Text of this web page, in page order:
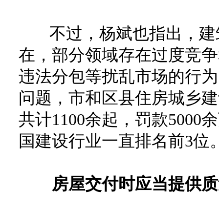
不过，杨斌也指出，建
在，部分领域存在过度竞
违法分包等扰乱市场的行
问题，市和区县住房城乡
共计1100余起，罚款5000
国建设行业一直排名前3位
房屋交付时应当提供